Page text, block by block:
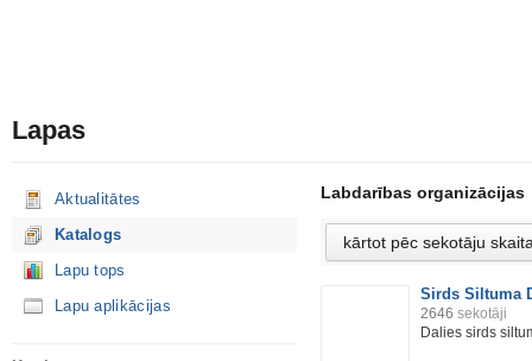
Lapas
Aktualitātes
Katalogs
Lapu tops
Lapu aplikācijas
Labdarības organizācijas
Sirds Siltuma
2646 sekotāji
Dalies sirds